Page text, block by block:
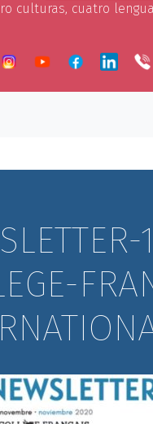
culturas, cuatro